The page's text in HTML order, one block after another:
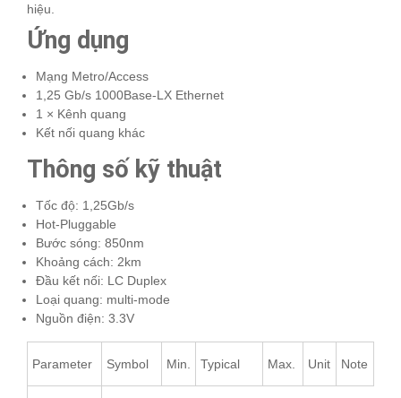
hiệu.
Ứng dụng
Mạng Metro/Access
1,25 Gb/s 1000Base-LX Ethernet
1 × Kênh quang
Kết nối quang khác
Thông số kỹ thuật
Tốc độ: 1,25Gb/s
Hot-Pluggable
Bước sóng: 850nm
Khoảng cách: 2km
Đầu kết nối: LC Duplex
Loại quang: multi-mode
Nguồn điện: 3.3V
Parameter Symbol Min. Typical Max. Unit Note